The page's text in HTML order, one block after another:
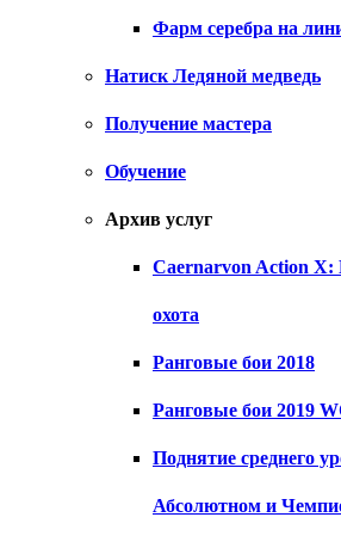
Фарм серебра на
Натиск Ледяной медведь
Получение мастера
Обучение
Архив услуг
Caernarvon Action X:
охота
Ранговые бои 2018
Ранговые бои 2019
Поднятие среднего
Абсолютном и